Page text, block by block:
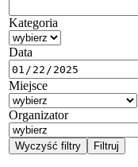
Kategoria
Data
Miejsce
Organizator